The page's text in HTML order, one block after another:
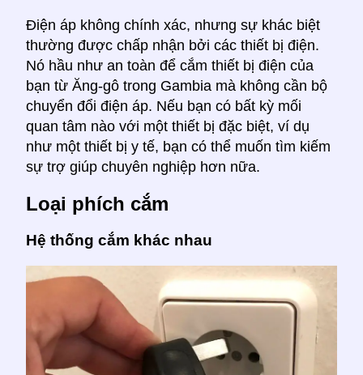
Điện áp không chính xác, nhưng sự khác biệt
thường được chấp nhận bởi các thiết bị điện.
Nó hầu như an toàn để cắm thiết bị điện của
bạn từ Ăng-gô trong Gambia mà không cần bộ
chuyển đổi điện áp. Nếu bạn có bất kỳ mối
quan tâm nào với một thiết bị đặc biệt, ví dụ
như một thiết bị y tế, bạn có thể muốn tìm kiếm
sự trợ giúp chuyên nghiệp hơn nữa.
Loại phích cắm
Hệ thống cắm khác nhau